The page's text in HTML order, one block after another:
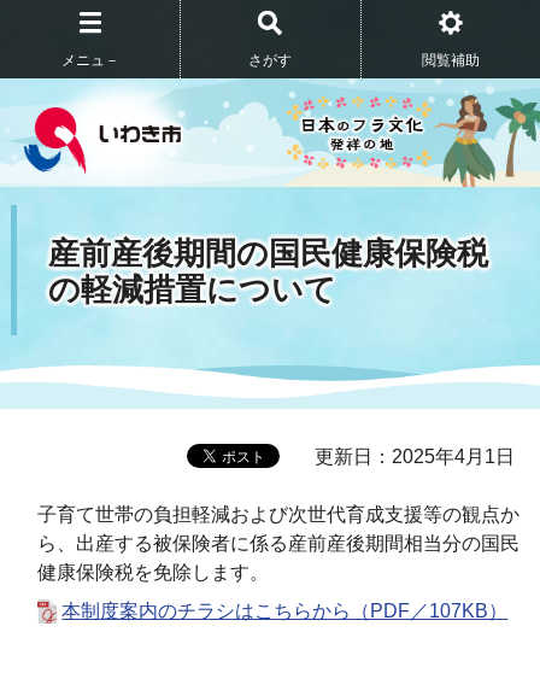
メニュ－ さがす 閲覧補助
産前産後期間の国民健康保険税
の軽減措置について
更新日：2025年4月1日
子育て世帯の負担軽減および次世代育成支援等の観点か
ら、出産する被保険者に係る産前産後期間相当分の国民
健康保険税を免除します。
本制度案内のチラシはこちらから（PDF／107KB）